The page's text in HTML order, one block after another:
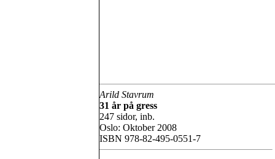
Arild Stavrum
31 år på gress
247 sidor, inb.
Oslo: Oktober 2008
ISBN 978-82-495-0551-7